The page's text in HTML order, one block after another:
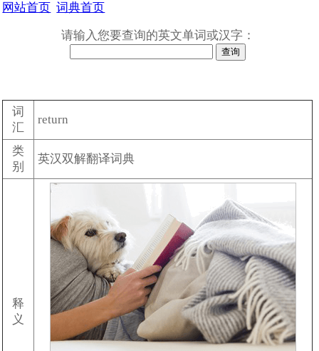
网站首页 词典首页
请输入您要查询的英文单词或汉字：
词
汇
return
类
别
英汉双解翻译词典
释
义